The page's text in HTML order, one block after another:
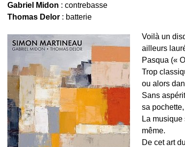
Gabriel Midon : contrebasse
Thomas Delor : batterie
Voilà un
ailleurs
Pasqua («
Trop
ou alors
Sans
sa
La musique
même.
De cet art